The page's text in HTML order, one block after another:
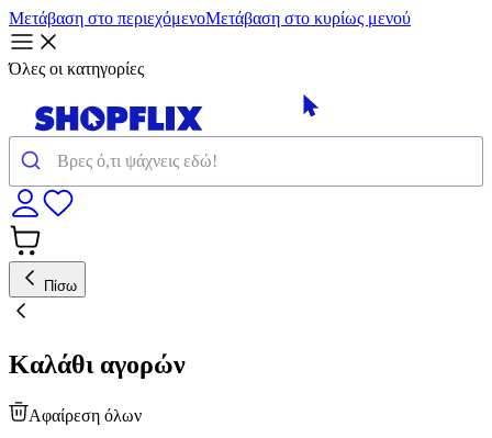
Μετάβαση στο περιεχόμενοΜετάβαση στο κυρίως μενού
Όλες οι κατηγορίες
Πίσω
Καλάθι αγορών
Αφαίρεση όλων